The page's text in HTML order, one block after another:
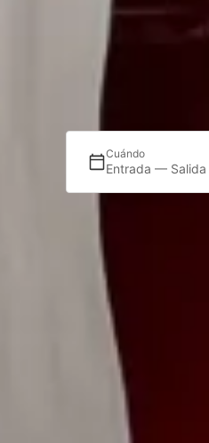
Cuándo
Entrada — Salida